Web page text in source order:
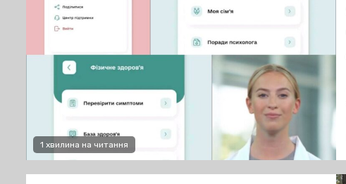
1 хвилина на читання